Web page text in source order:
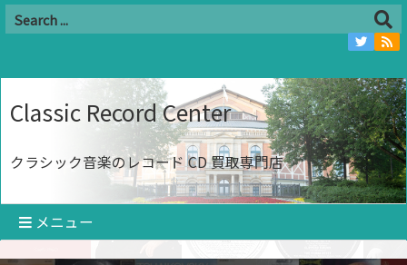
Classic Record Center
クラシック音楽のレコード CD 買取専門店
メニュー